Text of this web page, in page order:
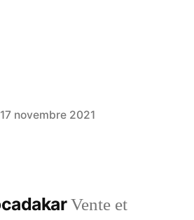
17 novembre 2021
Vente et